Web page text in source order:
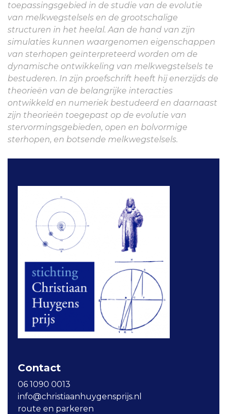
toepassingsgebied in de studie van de evolutie
van melkwegstelsels en de grootschalige
structuren in het heelal. Aan de hand van zijn
simulaties kunnen waargenomen eigenschappen
van sterhopen geïnterpreteerd worden om de
dynamische ontwikkeling van melkwegstelsels te
bestuderen. In zijn proefschrift heeft hij enerzijds de
theorieën van de belangrijke interacties
ontwikkeld en numeriek bestudeerd en daarnaast
zijn theorieën toegepast op de evolutie van
stervormingsgebieden, open en bolvormige
sterhopen, en botsende melkwegstelsels.
Contact
06 1090 0013
info@christiaanhuygensprijs.nl
route en parkeren